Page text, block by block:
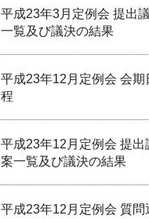
平成23年3月定例会 提出
一覧及び議決の結果
平成23年12月定例会 会期
程
平成23年12月定例会 提出
案一覧及び議決の結果
平成23年12月定例会 質問